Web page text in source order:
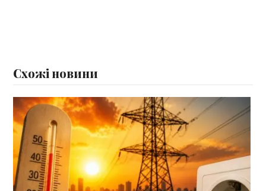
Схожі новини